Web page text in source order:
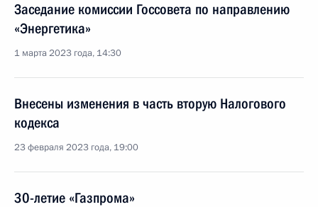
Заседание комиссии Госсовета по направлению
«Энергетика»
1 марта 2023 года, 14:30
Внесены изменения в часть вторую Налогового
кодекса
23 февраля 2023 года, 19:00
30-летие «Газпрома»